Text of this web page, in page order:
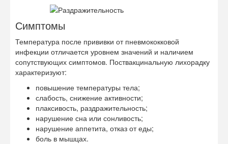
Симптомы
Температура после прививки от пневмококковой
инфекции отличается уровнем значений и наличием
сопутствующих симптомов. Поствакцинальную лихорадку
характеризуют:
повышение температуры тела;
слабость, снижение активности;
плаксивость, раздражительность;
нарушение сна или сонливость;
нарушение аппетита, отказ от еды;
боль в мышцах.